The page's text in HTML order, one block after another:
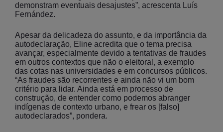
demonstram eventuais desajustes”, acrescenta Luís
Fernández.
Apesar da delicadeza do assunto, e da importância da
autodeclaração, Eline acredita que o tema precisa
avançar, especialmente devido a tentativas de fraudes
em outros contextos que não o eleitoral, a exemplo
das cotas nas universidades e em concursos públicos.
“As fraudes são recorrentes e ainda não vi um bom
critério para lidar. Ainda está em processo de
construção, de entender como podemos abranger
indígenas de contexto urbano, e frear os [falso]
autodeclarados”, pondera.